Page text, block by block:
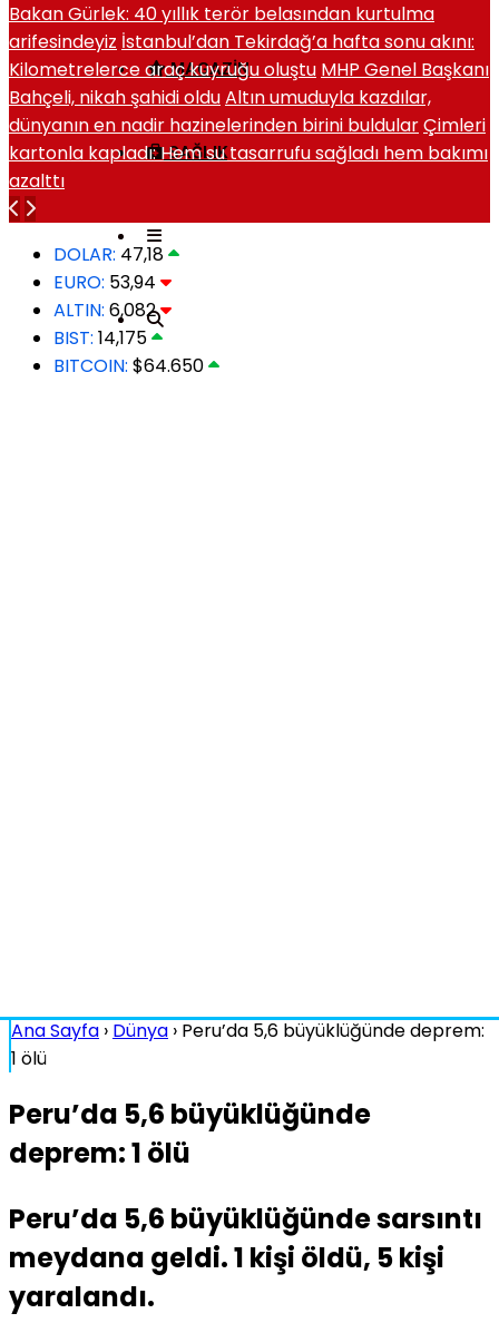
MAGAZIN
SAĞLIK
Bakan Gürlek: 40 yıllık terör belasından kurtulma
arifesindeyiz İstanbul’dan Tekirdağ’a hafta sonu akını:
Kilometrelerce araç kuyruğu oluştu MHP Genel Başkanı
Bahçeli, nikah şahidi olduAltın umuduyla kazdılar,
dünyanın en nadir hazinelerinden birini buldularÇimleri
kartonla kapladı: Hem su tasarrufu sağladı hem bakımı
azalttı
DOLAR: 47,18
EURO: 53,94
ALTIN: 6,082
BIST: 14,175
BITCOIN: $64.650
Ana Sayfa › Dünya › Peru’da 5,6 büyüklüğünde deprem:
1 ölü
Peru’da 5,6 büyüklüğünde
deprem: 1 ölü
Peru’da 5,6 büyüklüğünde sarsıntı
meydana geldi. 1 kişi öldü, 5 kişi
yaralandı.